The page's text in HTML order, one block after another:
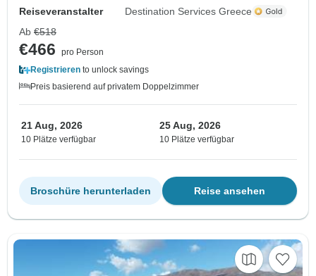
Reiseveranstalter
Destination Services Greece
Ab €518
€466
pro Person
Registrieren to unlock savings
Preis basierend auf privatem Doppelzimmer
21 Aug, 2026
10 Plätze verfügbar
25 Aug, 2026
10 Plätze verfügbar
Reise ansehen
Broschüre herunterladen